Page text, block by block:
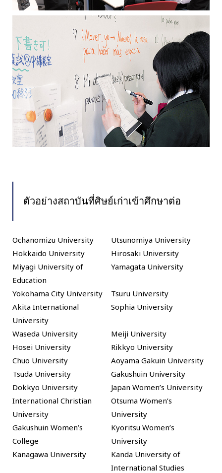
ตัวอย่างสถาบันที่ศิษย์เก่าเข้าศึกษาต่อ
Ochanomizu University
Utsunomiya University
Hokkaido University
Hirosaki University
Miyagi University of
Education
Yamagata University
Yokohama City University
Tsuru University
Akita International
University
Sophia University
Waseda University
Meiji University
Hosei University
Rikkyo University
Chuo University
Aoyama Gakuin University
Tsuda University
Gakushuin University
Dokkyo University
Japan Women’s University
International Christian
University
Otsuma Women’s
University
Gakushuin Women’s
College
Kyoritsu Women’s
University
Kanagawa University
Kanda University of
International Studies